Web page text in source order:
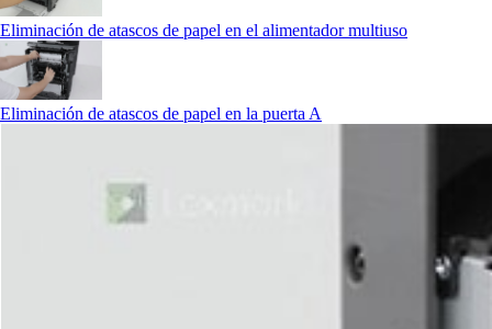
Eliminación de atascos de papel en el alimentador multiuso
Eliminación de atascos de papel en la puerta A